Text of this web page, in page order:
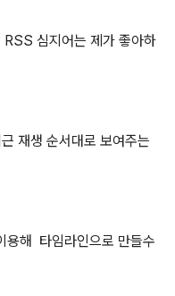
심지어는 제가 좋아하
재생 순서대로 보여주는
해 타임라인으로 만들수